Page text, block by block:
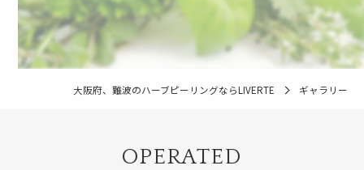
大阪府、難波のハーブピーリングならLIVERTE ギャラリー
OPERATED